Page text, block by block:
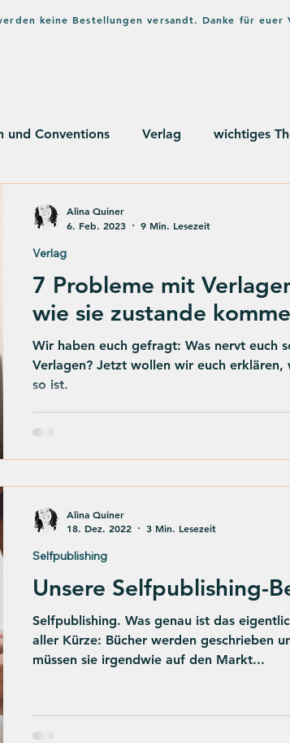
keine Bestellungen versandt. Danke für euer
und Conventions Verlag wichtiges
7 Probleme mit
wie sie zustande
Wir haben euch gefragt: Was nervt euch
Verlagen? Jetzt wollen wir euch erklären,
so ist.
Verlag
Alina Quiner
6. Feb. 2023
9 Min. Lesezeit
Unsere Selfpublishing-
Selfpublishing. Was genau ist das
aller Kürze: Bücher werden geschrieben
müssen sie irgendwie auf den Markt...
Selfpublishing
Alina Quiner
18. Dez. 2022
3 Min. Lesezeit